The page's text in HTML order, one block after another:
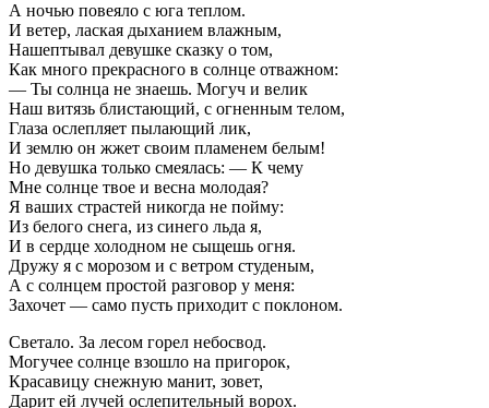
А ночью повеяло с юга теплом.
И ветер, лаская дыханием влажным,
Нашептывал девушке сказку о том,
Как много прекрасного в солнце отважном:
— Ты солнца не знаешь. Могуч и велик
Наш витязь блистающий, с огненным телом,
Глаза ослепляет пылающий лик,
И землю он жжет своим пламенем белым!
Но девушка только смеялась: — К чему
Мне солнце твое и весна молодая?
Я ваших страстей никогда не пойму:
Из белого снега, из синего льда я,
И в сердце холодном не сыщешь огня.
Дружу я с морозом и с ветром студеным,
А с солнцем простой разговор у меня:
Захочет — само пусть приходит с поклоном.
Светало. За лесом горел небосвод.
Могучее солнце взошло на пригорок,
Красавицу снежную манит, зовет,
Дарит ей лучей ослепительный ворох.